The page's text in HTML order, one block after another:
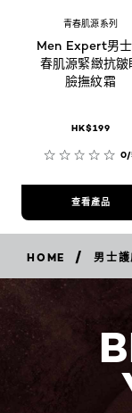
青春肌源系列
Men Expert男
春肌源緊緻抗皺
臉撫紋霜
HK$199
0/
查看產品
HOME / 男士護